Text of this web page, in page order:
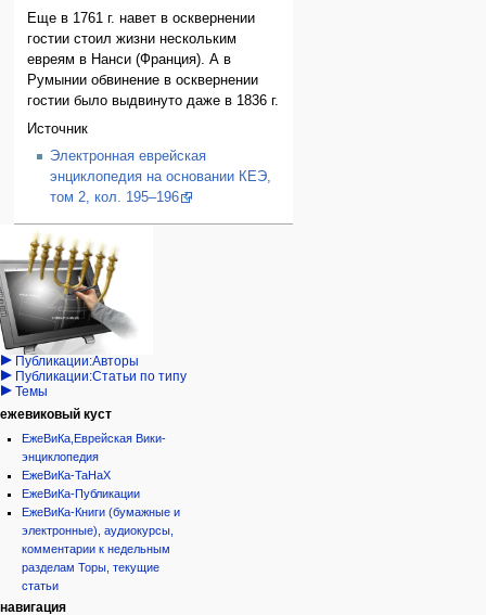
Еще в 1761 г. навет в осквернении
гостии стоил жизни нескольким
евреям в Нанси (Франция). А в
Румынии обвинение в осквернении
гостии было выдвинуто даже в 1836 г.
Источник
Электронная еврейская
энциклопедия на основании КЕЭ,
том 2, кол. 195–196
Навигация
персональные инструменты
войти
запрос
учётной
записи
категории
Израиль:Страна и
государство
Иудаизм
Народ
Проекты
Проекты/Участники/
дополнения
Публикации:Авторы
Публикации:Статьи по типу
Темы
ежевиковый куст
ЕжеВиКа,Еврейская Вики-
энциклопедия
ЕжеВиКа-ТаНаХ
ЕжеВиКа-Публикации
ЕжеВиКа-Книги (бумажные и
электронные), аудиокурсы,
комментарии к недельным
разделам Торы, текущие
статьи
навигация